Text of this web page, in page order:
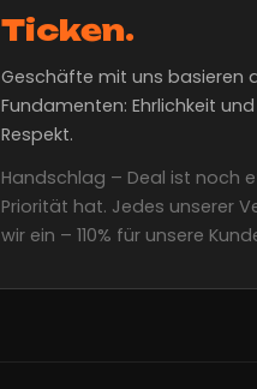
Ticken.
Geschäfte mit uns basieren
Fundamenten: Ehrlichkeit
Respekt.
Handschlag – Deal ist noch
Priorität hat. Jedes unserer
wir ein – 110% für unsere